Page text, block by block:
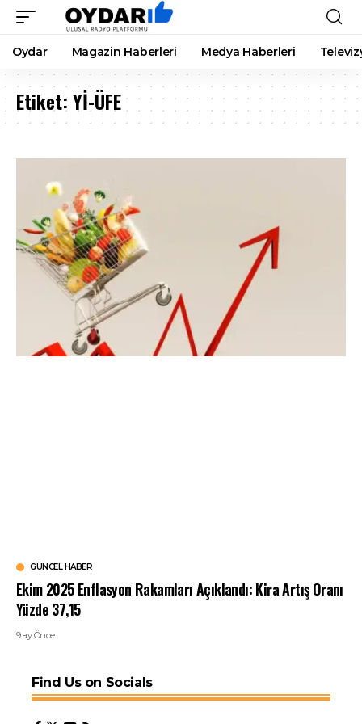
Oydar Magazin Haberleri Medya Haberleri
Etiket:Yİ-ÜFE
GÜNCEL HABER
Ekim 2025 Enflasyon Rakamları Açıklandı: Kira Artış Oranı
Yüzde 37,15
9 ay Önce
Find Us on Socials